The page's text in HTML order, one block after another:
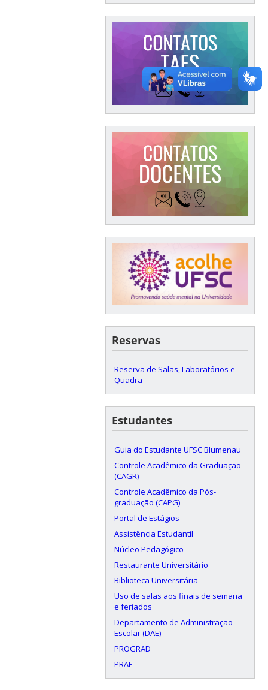
Reservas
Reserva de Salas, Laboratórios e
Quadra
Estudantes
Guia do Estudante UFSC Blumenau
Controle Acadêmico da Graduação
(CAGR)
Controle Acadêmico da Pós-
graduação (CAPG)
Portal de Estágios
Assistência Estudantil
Núcleo Pedagógico
Restaurante Universitário
Biblioteca Universitária
Uso de salas aos finais de semana
e feriados
Departamento de Administração
Escolar (DAE)
PROGRAD
PRAE